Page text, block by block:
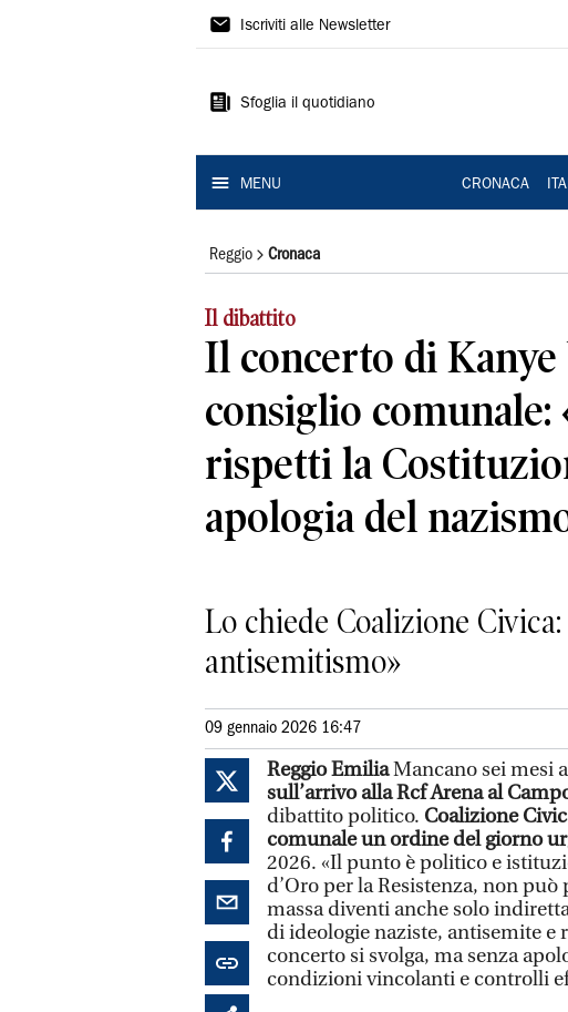
Gazzetta
Reggio
Iscriviti alle Newsletter
Sfoglia il quotidiano
MENU CRONACA
Reggio Cronaca
Il dibattito
Il concerto di Kanye
consiglio comunale:
rispetti la
apologia del
Lo chiede Coalizione
antisemitismo»
09 gennaio 2026 16:47
Reggio EmiliaMancano sei mesi
sull’arrivo alla Rcf Arena al
dibattito politico. Coalizione
comunale un ordine del giorno
2026. «Il punto è politico e
d’Oro per la Resistenza, non
massa diventi anche solo
di ideologie naziste, antisemite e
concerto si svolga, ma senza
condizioni vincolanti e controlli